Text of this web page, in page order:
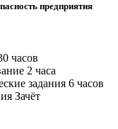
предприятия
часов
2 часа
задания 6 часов
Зачёт